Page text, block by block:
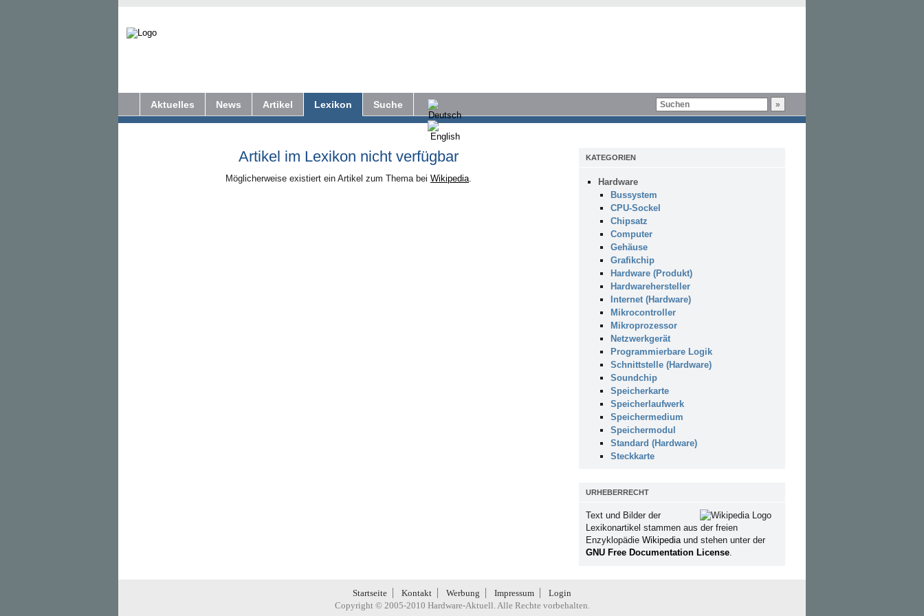
Aktuelles News Artikel Lexikon Suche
Artikel im Lexikon nicht verfügbar
Möglicherweise existiert ein Artikel zum Thema bei Wikipedia.
KATEGORIEN
Hardware
Bussystem
CPU-Sockel
Chipsatz
Computer
Gehäuse
Grafikchip
Hardware (Produkt)
Hardwarehersteller
Internet (Hardware)
Mikrocontroller
Mikroprozessor
Netzwerkgerät
Programmierbare Logik
Schnittstelle (Hardware)
Soundchip
Speicherkarte
Speicherlaufwerk
Speichermedium
Speichermodul
Standard (Hardware)
Steckkarte
URHEBERRECHT
Text und Bilder der
Lexikonartikel stammen aus der freien
Enzyklopädie Wikipediaund stehen unter der
GNU Free Documentation License.
Startseite Kontakt Werbung Impressum
Login
Copyright © 2005-2010 Hardware-Aktuell. Alle Rechte vorbehalten.